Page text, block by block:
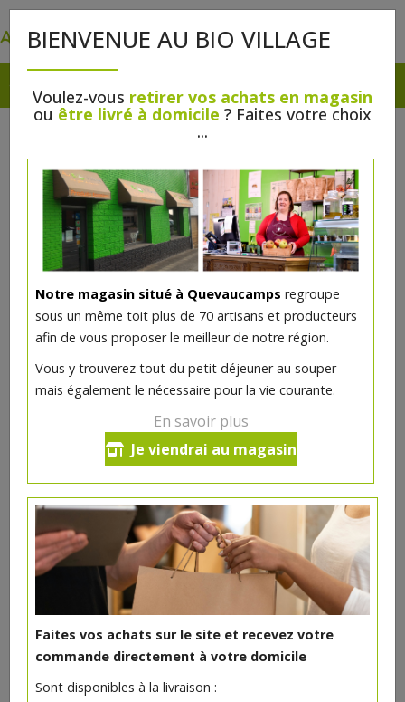
BIENVENUE AU BIO VILLAGE
Voulez-vous retirer vos achats en magasin
ou être livré à domicile ? Faites votre choix
...
Notre magasin situé à Quevaucamps regroupe
sous un même toit plus de 70 artisans et producteurs
afin de vous proposer le meilleur de notre région.
Vous y trouverez tout du petit déjeuner au souper
mais également le nécessaire pour la vie courante.
En savoir plus
Je viendrai au magasin
Faites vos achats sur le site et recevez votre
commande directement à votre domicile
Sont disponibles à la livraison :
Vernis à ongles Jaune Jonquille
7ml Avril
3€/pc
Ce produit est indisponible pour le moment.
DANS LA MÊME CATÉGORIE ...